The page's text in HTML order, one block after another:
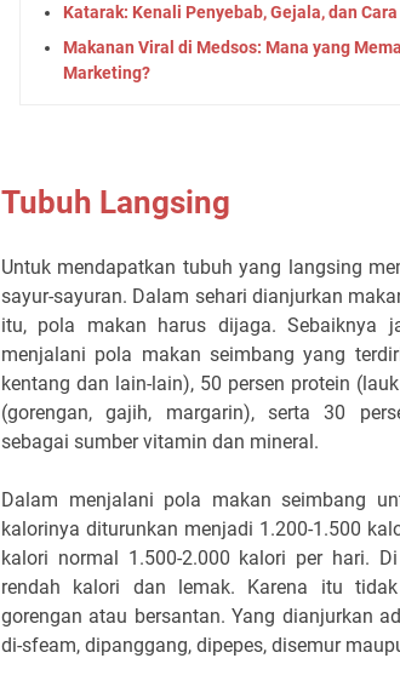
Katarak: Kenali Penyebab, Gejala, dan
Makanan Viral di Medsos: Mana yang
Marketing?
Tubuh Langsing
Untuk mendapatkan tubuh yang langsing
sayur-sayuran. Dalam sehari dianjurkan
itu, pola makan harus dijaga. Sebaiknya
menjalani pola makan seimbang yang
kentang dan lain-lain), 50 persen protein
(gorengan, gajih, margarin), serta 30
sebagai sumber vitamin dan mineral.
Dalam menjalani pola makan seimbang
kalorinya diturunkan menjadi 1.200-1.500
kalori normal 1.500-2.000 kalori per hari.
rendah kalori dan lemak. Karena itu
gorengan atau bersantan. Yang dianjurkan
di-sfeam, dipanggang, dipepes, disemur